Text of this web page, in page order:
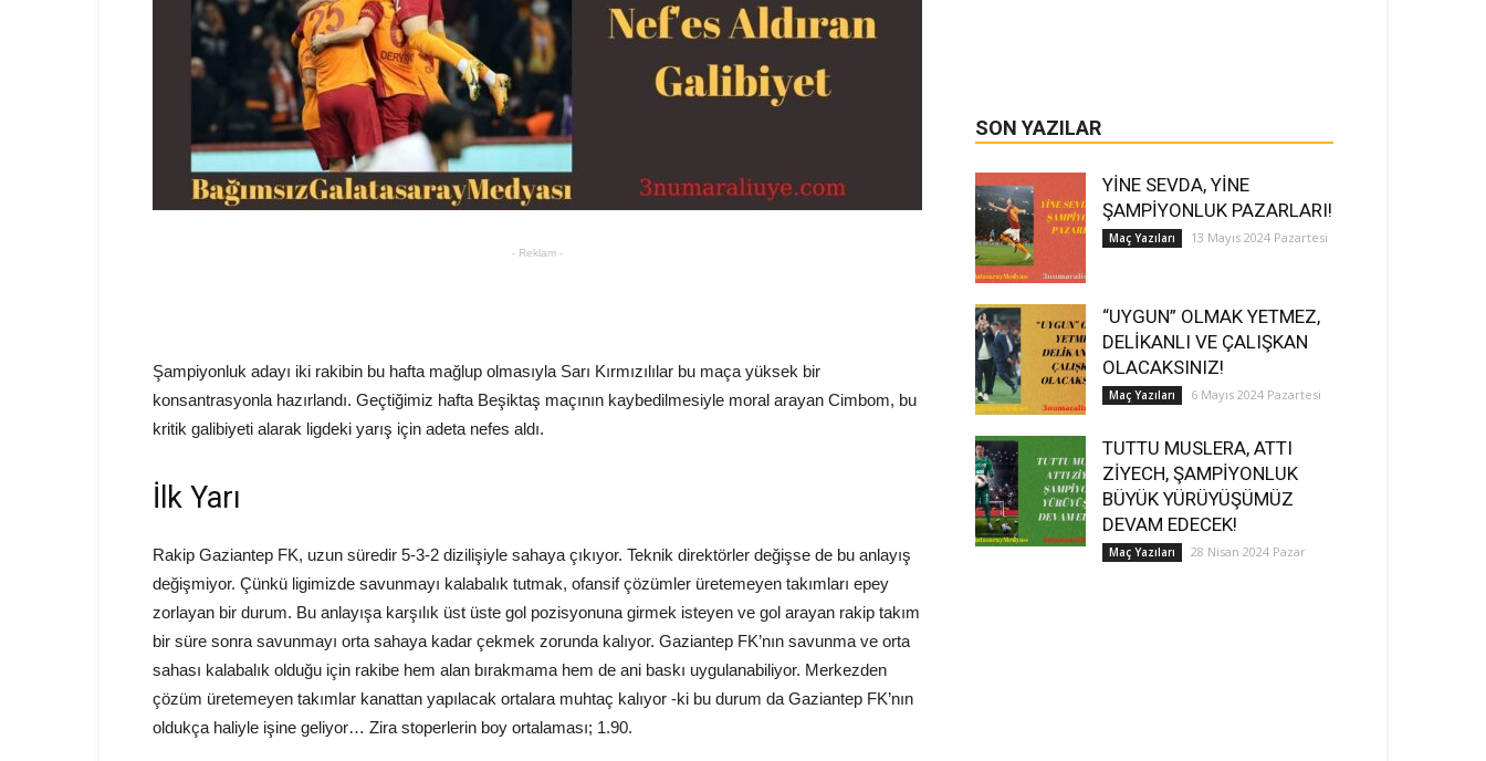
- Reklam -
Şampiyonluk adayı iki rakibin bu hafta mağlup olmasıyla Sarı Kırmızılılar bu maça yüksek bir
konsantrasyonla hazırlandı. Geçtiğimiz hafta Beşiktaş maçının kaybedilmesiyle moral arayan Cimbom, bu
kritik galibiyeti alarak ligdeki yarış için adeta nefes aldı.
İlk Yarı
Rakip Gaziantep FK, uzun süredir 5-3-2 dizilişiyle sahaya çıkıyor. Teknik direktörler değişse de bu anlayış
değişmiyor. Çünkü ligimizde savunmayı kalabalık tutmak, ofansif çözümler üretemeyen takımları epey
zorlayan bir durum. Bu anlayışa karşılık üst üste gol pozisyonuna girmek isteyen ve gol arayan rakip takım
bir süre sonra savunmayı orta sahaya kadar çekmek zorunda kalıyor. Gaziantep FK’nın savunma ve orta
sahası kalabalık olduğu için rakibe hem alan bırakmama hem de ani baskı uygulanabiliyor. Merkezden
çözüm üretemeyen takımlar kanattan yapılacak ortalara muhtaç kalıyor -ki bu durum da Gaziantep FK’nın
oldukça haliyle işine geliyor… Zira stoperlerin boy ortalaması; 1.90.
SON YAZILAR
YİNE SEVDA, YİNE
ŞAMPİYONLUK PAZARLARI!
Maç Yazıları 13 Mayıs 2024 Pazartesi
“UYGUN” OLMAK YETMEZ,
DELİKANLI VE ÇALIŞKAN
OLACAKSINIZ!
Maç Yazıları 6 Mayıs 2024 Pazartesi
TUTTU MUSLERA, ATTI
ZİYECH, ŞAMPİYONLUK
BÜYÜK YÜRÜYÜŞÜMÜZ
DEVAM EDECEK!
Maç Yazıları 28 Nisan 2024 Pazar